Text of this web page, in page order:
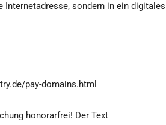
Internetadresse, sondern in ein
pay-domains.html
honorarfrei! Der Text